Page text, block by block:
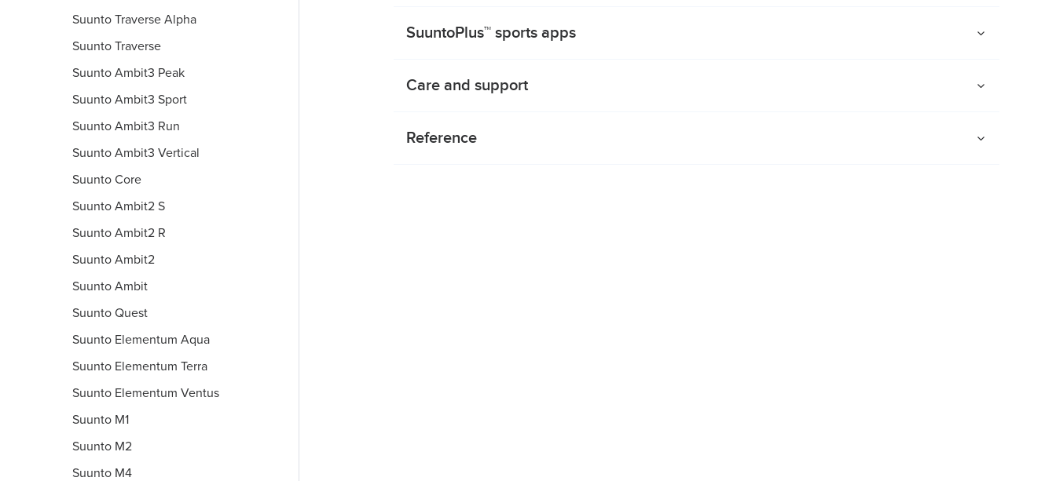
Suunto Traverse Alpha
Suunto Traverse
Suunto Ambit3 Peak
Suunto Ambit3 Sport
Suunto Ambit3 Run
Suunto Ambit3 Vertical
Suunto Core
Suunto Ambit2 S
Suunto Ambit2 R
Suunto Ambit2
Suunto Ambit
Suunto Quest
Suunto Elementum Aqua
Suunto Elementum Terra
Suunto Elementum Ventus
Suunto M1
Suunto M2
Suunto M4
SuuntoPlus™ sports apps
Care and support
Reference